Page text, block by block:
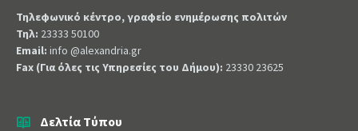
Τηλεφωνικό κέντρο, γραφείο ενημέρωσης πολιτών
Τηλ: 23333 50100
Email: info @alexandria.gr
Fax (Για όλες τις Υπηρεσίες του Δήμου): 23330 23625
Δελτία Τύπου